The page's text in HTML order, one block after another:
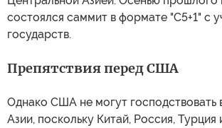
состоялся саммит в формате "С5+1" с
государств.
Препятствия перед США
Однако США не могут господствовать
Азии, поскольку Китай, Россия, Турция